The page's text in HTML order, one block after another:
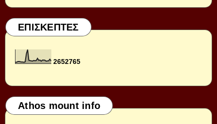
ΕΠΙΣΚΕΠΤΕΣ
2652765
Athos mount info